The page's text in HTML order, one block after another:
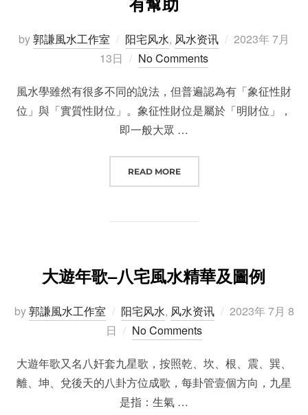
by郭謙風水工作室 阳宅风水, 风水资讯
Posted
2023年 7月
13日
No Comments
風水學雖然有很多不同的說法，但普遍認為有「象征性財
位」與「實質性財位」。象征性財位是屬於「明財位」，
即一般大眾 …
READ MORE“財位應有陽光或燈光照射，這對
大遊年歌–八宅風水精華及圖例
by郭謙風水工作室 阳宅风水, 风水资讯
Posted
2023年 7月 8
日
No Comments
大遊年歌又名八奸套九星歌，按照乾、坎、根、震、巽、
離、坤、兌後天的八卦方位成歌，每卦管壹個方向，九星
是指：生氣 …